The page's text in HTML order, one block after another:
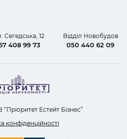
Сегедська, 12
408 99 73
Відділ Новобудов
050 440 62 09
Естейт Бізнес”
конфіденційності